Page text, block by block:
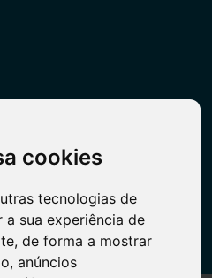
cookies
tecnologias de
a sua experiência de
de forma a mostrar
anúncios
e Segurança